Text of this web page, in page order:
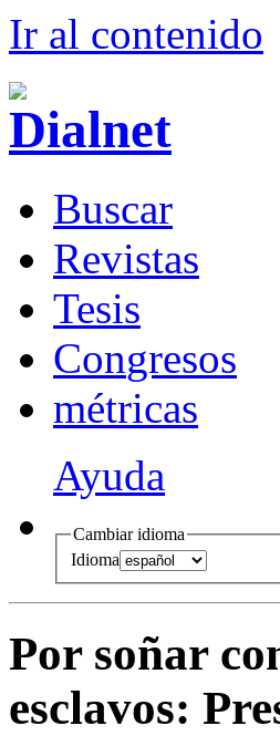
Ir al contenido
Buscar
Revistas
Tesis
Congresos
métricas
Ayuda
Cambiar idioma
Idioma
Por soñar
esclavos: